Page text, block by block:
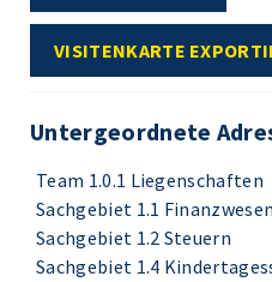
VISITENKARTE
Untergeordnete
Team 1.0.1 Liegenschaften
Sachgebiet 1.1 Finanzwesen
Sachgebiet 1.2 Steuern
Sachgebiet 1.4